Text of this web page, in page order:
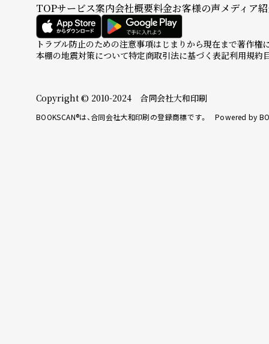
TOPサービス案内会社概要料金お客様の声メディア
トラブル防止のための注意事項はじまりから現在まで著作権
本棚の地震対策について特定商取引法に基づく表記利用規約
Copyright © 2010-2024 合同会社大和印刷
BOOKSCAN®は、合同会社大和印刷の登録商標です。 Powered by